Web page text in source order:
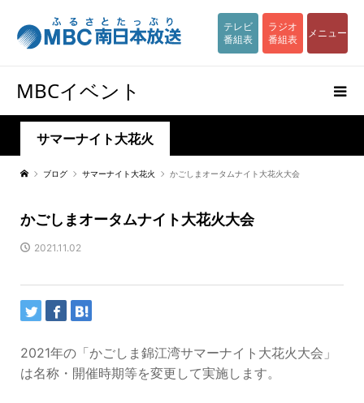
テレビ
番組表
ラジオ
番組表
メニュー
MBCイベント
サマーナイト大花火
ブログ サマーナイト大花火 かごしまオータムナイト大花火大会
かごしまオータムナイト大花火大会
2021.11.02
2021年の「かごしま錦江湾サマーナイト大花火大会」
は名称・開催時期等を変更して実施します。